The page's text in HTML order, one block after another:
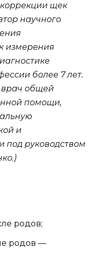
коррекции щек
научного
измерения
более 7 лет.
врач общей
помощи,
и
под руководством
родов;
родов —